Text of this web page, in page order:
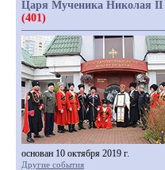
Царя Мученика Николая II
(401)
основан 10 октября 2019 г.
Другие события